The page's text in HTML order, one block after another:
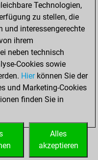
0
0
0
0
Technologien,
zu stellen, die
und interessengerechte
ihrem
neben technisch
Cookies sowie
Hierkönnen Sie der
und Marketing-Cookies
finden Sie in
Alles
akzeptieren